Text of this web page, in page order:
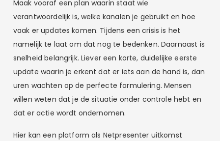
Maak vooraf een plan waarin staat wie
verantwoordelijk is, welke kanalen je gebruikt en hoe
vaak er updates komen. Tijdens een crisis is het
namelijk te laat om dat nog te bedenken. Daarnaast is
snelheid belangrijk. Liever een korte, duidelijke eerste
update waarin je erkent dat er iets aan de hand is, dan
uren wachten op de perfecte formulering. Mensen
willen weten dat je de situatie onder controle hebt en
dat er actie wordt ondernomen.
Hier kan een platform als Netpresenter uitkomst